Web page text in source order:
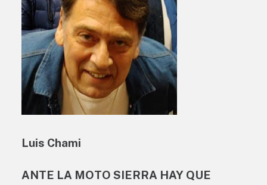
Luis Chami
ANTE LA MOTO SIERRA HAY QUE